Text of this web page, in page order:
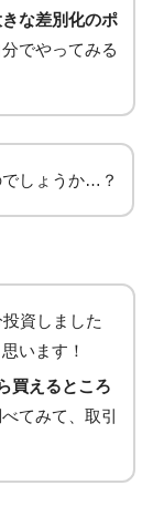
な差別化のポ
でやってみる
しょうか…？
資しました
います！
買えるところ
てみて、取引